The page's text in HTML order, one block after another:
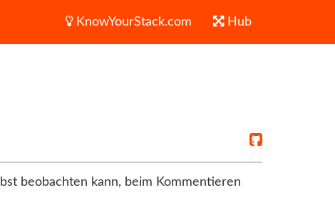
KnowYourStack.com Hub
beobachten kann, beim Kommentieren